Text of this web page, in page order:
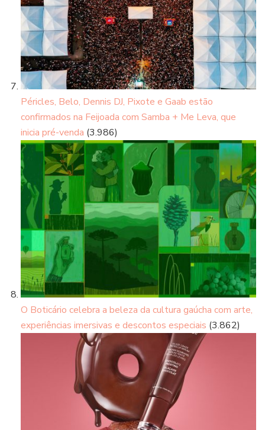
Péricles, Belo, Dennis DJ, Pixote e Gaab estão
confirmados na Feijoada com Samba + Me Leva, que
inicia pré-venda (3.986)
O Boticário celebra a beleza da cultura gaúcha com arte,
experiências imersivas e descontos especiais (3.862)